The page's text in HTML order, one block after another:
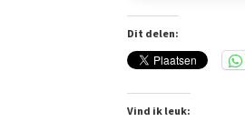
Dit delen:
Vind ik leuk: